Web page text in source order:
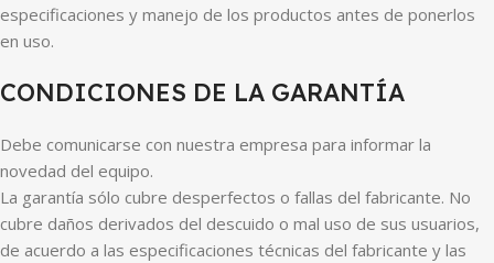
especificaciones y manejo de los productos antes de ponerlos
en uso.
CONDICIONES DE LA GARANTÍA
Debe comunicarse con nuestra empresa para informar la
novedad del equipo.
La garantía sólo cubre desperfectos o fallas del fabricante. No
cubre daños derivados del descuido o mal uso de sus usuarios,
de acuerdo a las especificaciones técnicas del fabricante y las